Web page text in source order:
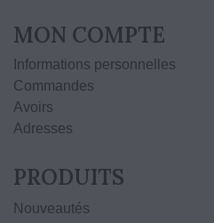
MON COMPTE
Informations personnelles
Commandes
Avoirs
Adresses
PRODUITS
Nouveautés